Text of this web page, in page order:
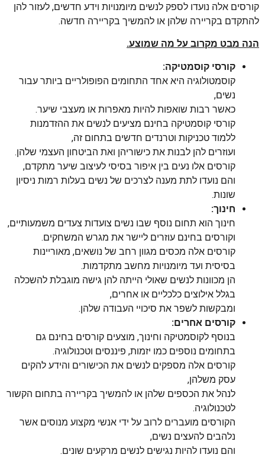
קורסים אלה נועדו לספק לנשים מיומנויות וידע חדשים, לעזור להן
להתקדם בקריירה שלהן או להמשיך בקריירה חדשה.
הנה מבט מקרוב על מה שמוצע.
קורסי קוסמטיקה:
קוסמטולוגיה היא אחד התחומים הפופולריים ביותר עבור
נשים,
כאשר רבות שואפות להיות מאפרות או מעצבי שיער.
קורסי קוסמטיקה בחינם מציעים לנשים את ההזדמנות
ללמוד טכניקות וטרנדים חדשים בתחום זה,
ועוזרים להן לבנות את כישוריהן ואת הביטחון העצמי שלהן.
קורסים אלו נעים בין איפור בסיסי לעיצוב שיער מתקדם,
והם נועדו לתת מענה לצרכים של נשים בעלות רמות ניסיון
שונות.
חינוך:
חינוך הוא תחום נוסף שבו נשים צועדות צעדים משמעותיים,
וקורסים בחינם עוזרים ליישר את מגרש המשחקים.
קורסים אלה מכסים מגוון רחב של נושאים, מאוריינות
בסיסית ועד מיומנויות מחשב מתקדמות.
הן מכוונות לנשים שאולי הייתה להן גישה מוגבלת להשכלה
בגלל אילוצים כלכליים או אחרים,
ומבקשות לשפר את סיכויי העבודה שלהן.
קורסים אחרים:
בנוסף לקוסמטיקה וחינוך, מוצעים קורסים בחינם גם
בתחומים נוספים כמו יזמות, פיננסים וטכנולוגיה.
קורסים אלה מספקים לנשים את הכישורים והידע להקים
עסק משלהן,
לנהל את הכספים שלהן או להמשיך בקריירה בתחום הקשור
לטכנולוגיה.
הקורסים מועברים לרוב על ידי אנשי מקצוע מנוסים אשר
נלהבים להעצים נשים,
והם נועדו להיות נגישים לנשים מרקעים שונים.